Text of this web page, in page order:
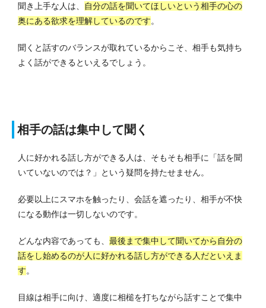
聞き上手な人は、
自分の話を聞いてほしいという相手の心の
奥にある欲求を理解しているのです。
聞くと話すのバランスが取れているからこそ、相手も気持ち
よく話ができるといえるでしょう。
相手の話は集中して聞く
人に好かれる話し方ができる人は、そもそも相手に「話を聞
いていないのでは？」という疑問を持たせません。
必要以上にスマホを触ったり、会話を遮ったり、相手が不快
になる動作は一切しないのです。
どんな内容であっても、 最後まで集中して聞いてから自分の
話をし始めるのが人に好かれる話し方ができる人だといえま
す。
目線は相手に向け、適度に相槌を打ちながら話すことで集中